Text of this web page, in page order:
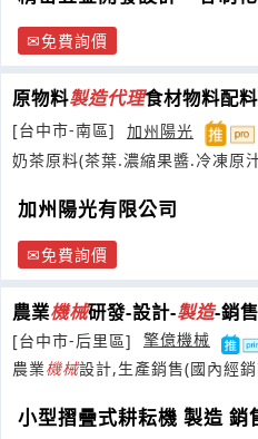
免費詢價
原物料製造代理食材物料配料
[台中市-南區]
加州陽光
奶茶原料(茶葉.濃縮果醬.冷凍原
加州陽光有限公司
免費詢價
農業機械研發-設計-製造-銷售
[台中市-后里區]
擎億機械
農業機械設計,生產銷售(國內經
小型摺疊式耕耘機 製造 銷